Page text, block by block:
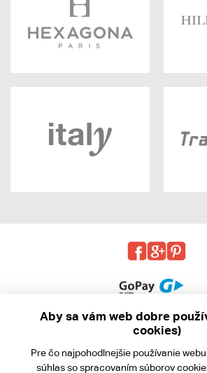
Obchodné
Aby sa vám web dobre
cookies)
Pre čo najpohodlnejšie používanie
súhlasso spracovaním súborov